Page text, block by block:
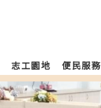
志工園地 便民服務